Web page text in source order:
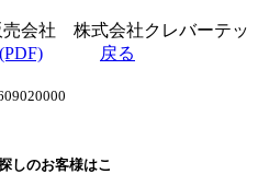
売会社 株式会社クレバーテッ
戻る
しのお客様はこ